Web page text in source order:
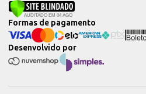
Desenvolvido por
Formas de pagamento